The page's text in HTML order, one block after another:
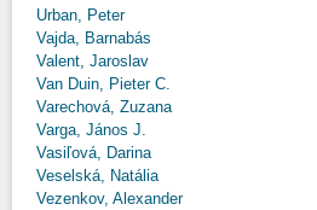
Urban, Peter
Vajda, Barnabás
Valent, Jaroslav
Van Duin, Pieter C.
Varechová, Zuzana
Varga, János J.
Vasiľová, Darina
Veselská, Natália
Vezenkov, Alexander